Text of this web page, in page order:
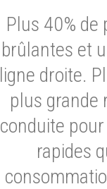
Plus 40%
brûlantes et
ligne droite.
plus grande
conduite
rapides